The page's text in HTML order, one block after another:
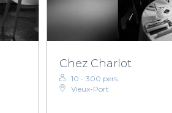
Chez Charlot
10 - 300 pers.
Vieux-Port